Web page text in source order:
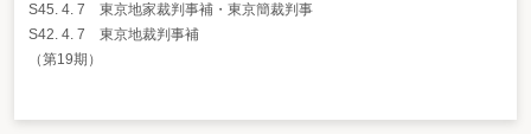
S45. 4. 7 東京地家裁判事補・東京簡裁判事
S42. 4. 7 東京地裁判事補
（第19期）